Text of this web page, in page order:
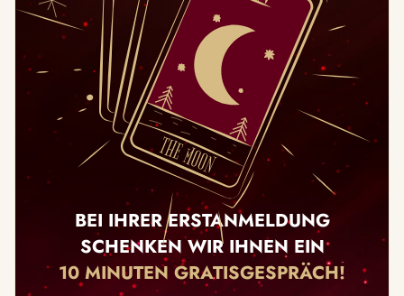
BEI IHRER ERSTANMELDUNG
SCHENKEN WIR IHNEN EIN
10 MINUTEN GRATISGESPRÄCH!